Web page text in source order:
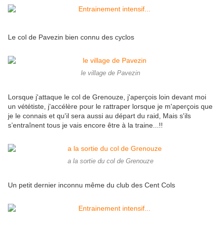
Le col de Pavezin bien connu des cyclos
le village de Pavezin
Lorsque j'attaque le col de Grenouze, j'aperçois loin devant moi
un vététiste, j'accélère pour le rattraper lorsque je m'aperçois que
je le connais et qu'il sera aussi au départ du raid, Mais s'ils
s’entraînent tous je vais encore être à la traine...!!
a la sortie du col de Grenouze
Un petit dernier inconnu même du club des Cent Cols